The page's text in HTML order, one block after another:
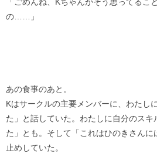
の……」
あの食事のあと。
Kはサークルの主要メンバーに、わたし
た」と話していた。わたしに自分のス
た」とも。そして「これはひのきさんに
止めしていた。